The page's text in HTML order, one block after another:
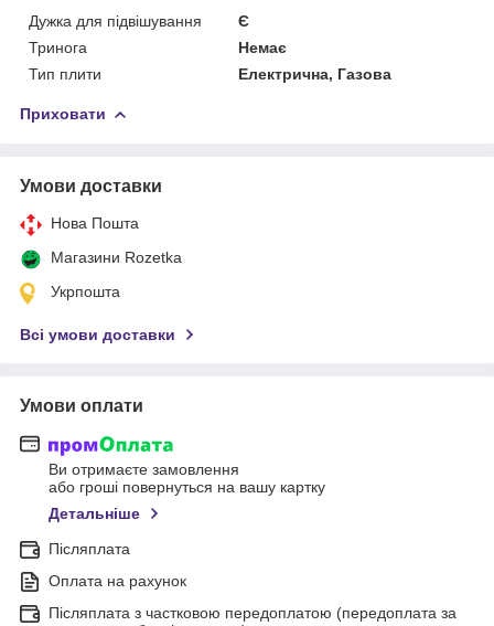
Дужка для підвішування
Є
Тринога
Немає
Тип плити
Електрична, Газова
Приховати
Умови доставки
Нова Пошта
Магазини Rozetka
Укрпошта
Всі умови доставки
Умови оплати
Ви отримаєте замовлення
або гроші повернуться на вашу картку
Детальніше
Післяплата
Оплата на рахунок
Післяплата з частковою передоплатою (передоплата за